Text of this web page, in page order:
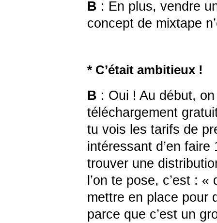
B : En plus, vendre
concept de mixtape
* C’était ambitieux !
B : Oui ! Au début,
téléchargement
tu vois les tarifs de
intéressant d’en
trouver une
l’on te pose, c’est :
mettre en place pour
parce que c’est un